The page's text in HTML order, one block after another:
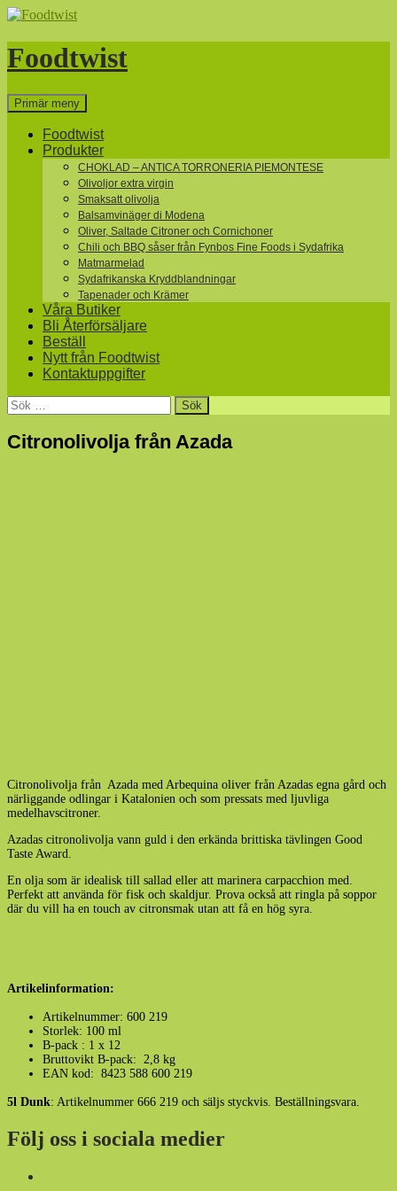
Hoppa
innehåll
Foodtwist
Sök
Primär meny
Foodtwist
Produkter
CHOKLAD – ANTICA TORRONERIA PIEMONTESE
Olivoljor extra virgin
Smaksatt olivolja
Balsamvinäger di Modena
Oliver, Saltade Citroner och Cornichoner
Chili och BBQ såser från Fynbos Fine Foods i Sydafrika
Matmarmelad
Sydafrikanska Kryddblandningar
Tapenader och Krämer
Våra Butiker
Bli Återförsäljare
Beställ
Nytt från Foodtwist
Kontaktuppgifter
Sök
efter:
Citronolivolja från Azada
Citronolivolja från Azada med Arbequina oliver från Azadas egna gård och
närliggande odlingar i Katalonien och som pressats med ljuvliga
medelhavscitroner.
Azadas citronolivolja vann guld i den erkända brittiska tävlingen Good
Taste Award.
En olja som är idealisk till sallad eller att marinera carpacchion med.
Perfekt att använda för fisk och skaldjur. Prova också att ringla på soppor
där du vill ha en touch av citronsmak utan att få en hög syra.
Artikelinformation:
Artikelnummer: 600 219
Storlek: 100 ml
B-pack : 1 x 12
Bruttovikt B-pack: 2,8 kg
EAN kod: 8423 588 600 219
5l Dunk: Artikelnummer 666 219 och säljs styckvis. Beställningsvara.
Följ oss i sociala medier